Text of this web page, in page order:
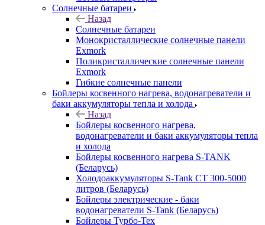
Солнечные батареи
Назад
Солнечные батареи
Монокристаллические солнечные панели
Exmork
Поликристаллические солнечные панели
Exmork
Гибкие солнечные панели
Бойлеры косвенного нагрева, водонагреватели и
баки аккумуляторы тепла и холода
Назад
Бойлеры косвенного нагрева,
водонагреватели и баки аккумуляторы тепла
и холода
Бойлеры косвенного нагрева S-TANK
(Беларусь)
Холодоаккумуляторы S-Tank СТ 300-5000
литров (Беларусь)
Бойлеры электрические - баки
водонагреватели S-Tank (Беларусь)
Бойлеры Турбо-Тех